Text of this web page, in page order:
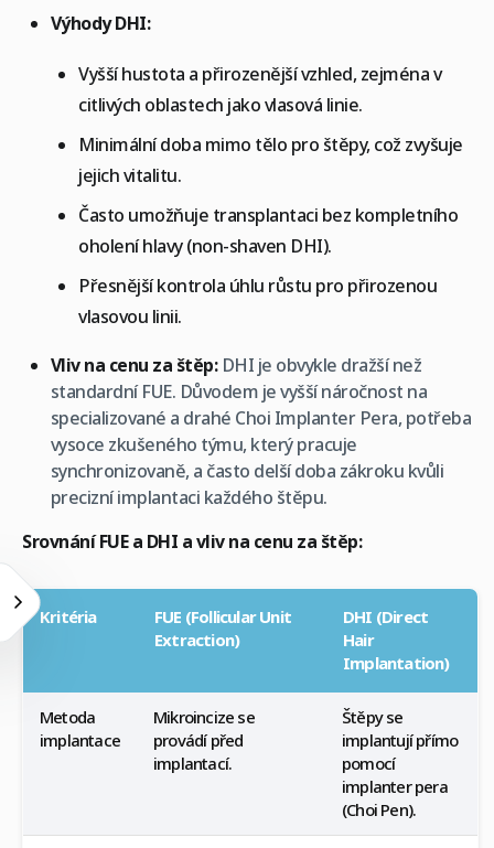
Výhody DHI:
Vyšší hustota a přirozenější vzhled, zejména v
citlivých oblastech jako vlasová linie.
Minimální doba mimo tělo pro štěpy, což zvyšuje
jejich vitalitu.
Často umožňuje transplantaci bez kompletního
oholení hlavy (non-shaven DHI).
Přesnější kontrola úhlu růstu pro přirozenou
vlasovou linii.
Vliv na cenu za štěp:DHI je obvykle dražší než
standardní FUE. Důvodem je vyšší náročnost na
specializované a drahé Choi Implanter Pera, potřeba
vysoce zkušeného týmu, který pracuje
synchronizovaně, a často delší doba zákroku kvůli
precizní implantaci každého štěpu.
Srovnání FUE a DHI a vliv na cenu za štěp:
Kritéria
FUE (Follicular Unit
Extraction)
DHI (Direct
Hair
Implantation)
Metoda
implantace
Mikroincize se
provádí před
implantací.
Štěpy se
implantují přímo
pomocí
implanter pera
(Choi Pen).